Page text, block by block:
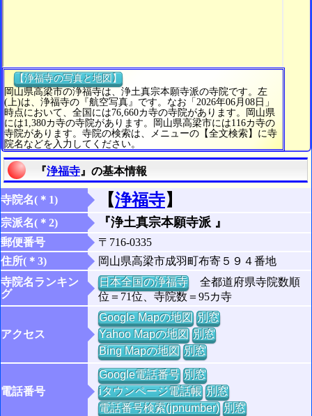
【浄福寺の写真と地図】
岡山県高梁市の浄福寺は、浄土真宗本願寺派の寺院です。左
(上)は、浄福寺の『航空写真』です。なお「2026年06月08日」
時点において、全国には76,660カ寺の寺院があります。岡山県
には1,380カ寺の寺院があります。岡山県高梁市には116カ寺の
寺院があります。寺院の検索は、メニューの【全文検索】に寺
院名などを入力してください。
『浄福寺 』の基本情報
寺院名(＊1) 【浄福寺】
宗派名(＊2) 『浄土真宗本願寺派 』
郵便番号
〒716-0335
住所(＊3)
岡山県高梁市成羽町布寄５９４番地
寺院名ランキン
グ
日本全国の浄福寺全都道府県寺院数順
位＝71位、寺院数＝95カ寺
アクセス
Google Mapの地図 別窓
Yahoo Mapの地図 別窓
Bing Mapの地図 別窓
電話番号
Google電話番号 別窓
iタウンページ電話帳 別窓
電話番号検索(jpnumber) 別窓